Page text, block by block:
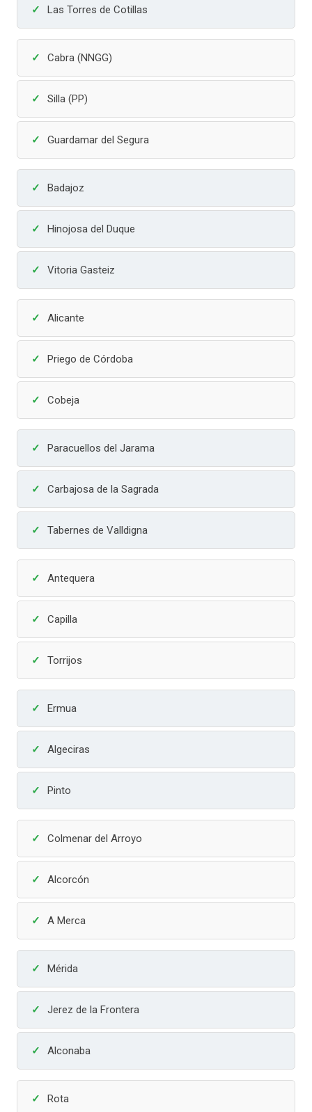
Las Torres de Cotillas
Cabra (NNGG)
Silla (PP)
Guardamar del Segura
Badajoz
Hinojosa del Duque
Vitoria Gasteiz
Alicante
Priego de Córdoba
Cobeja
Paracuellos del Jarama
Carbajosa de la Sagrada
Tabernes de Valldigna
Antequera
Capilla
Torrijos
Ermua
Algeciras
Pinto
Colmenar del Arroyo
Alcorcón
A Merca
Mérida
Jerez de la Frontera
Alconaba
Rota